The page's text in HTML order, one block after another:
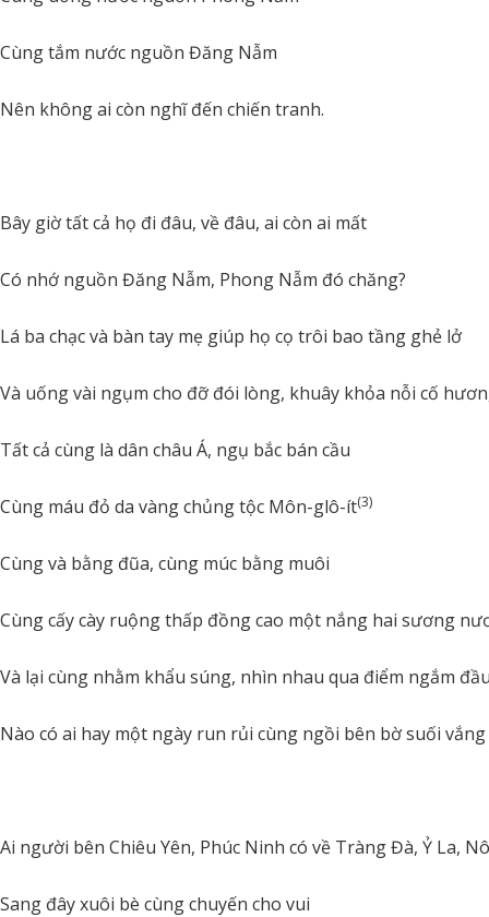
Cùng tắm nước nguồn Đăng Nẫm
Nên không ai còn nghĩ đến chiến tranh.
Bây giờ tất cả họ đi đâu, về đâu, ai còn ai mất
Có nhớ nguồn Đăng Nẫm, Phong Nẫm đó chăng?
Lá ba chạc và bàn tay mẹ giúp họ cọ trôi bao tầng ghẻ lở
Và uống vài ngụm cho đỡ đói lòng, khuây khỏa nỗi cố
Tất cả cùng là dân châu Á, ngụ bắc bán cầu
Cùng máu đỏ da vàng chủng tộc Môn-glô-ít(3)
Cùng và bằng đũa, cùng múc bằng muôi
Cùng cấy cày ruộng thấp đồng cao một nắng hai sương
Và lại cùng nhằm khẩu súng, nhìn nhau qua điểm ngắm
Nào có ai hay một ngày run rủi cùng ngồi bên bờ suối
Ai người bên Chiêu Yên, Phúc Ninh có về Tràng Đà, Ỷ La,
Sang đây xuôi bè cùng chuyến cho vui